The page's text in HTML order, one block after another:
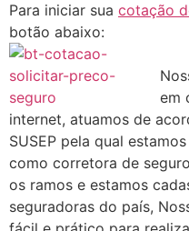
Para iniciar sua cotação
botão abaixo:
em
internet, atuamos de
SUSEP pela qual
como corretora de
os ramos e estamos
seguradoras do país,